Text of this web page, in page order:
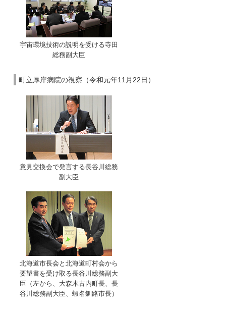
宇宙環境技術の説明を受ける寺田
総務副大臣
町立厚岸病院の視察（令和元年11月22日）
意見交換会で発言する長谷川総務
副大臣
北海道市長会と北海道町村会から
要望書を受け取る長谷川総務副大
臣（左から、大森木古内町長、長
谷川総務副大臣、蝦名釧路市長）